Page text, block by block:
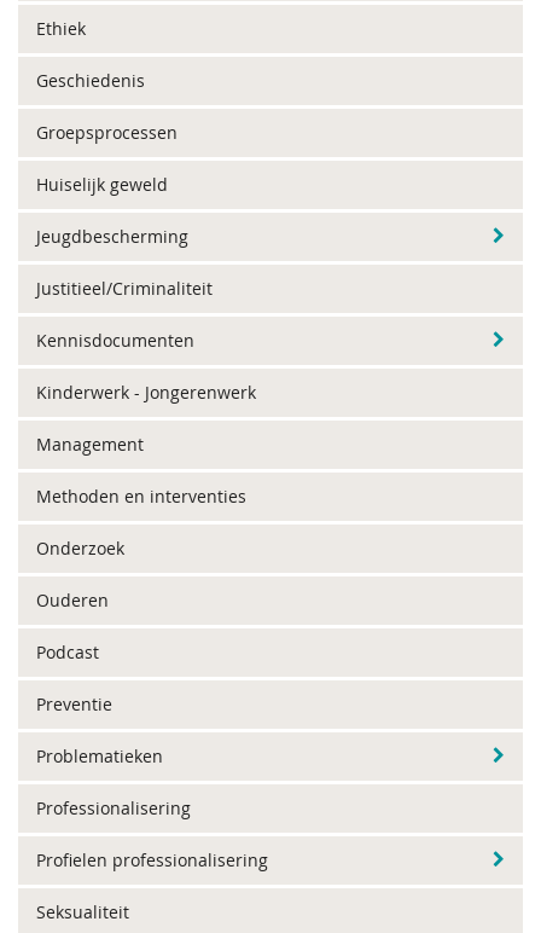
Ethiek
Geschiedenis
Groepsprocessen
Huiselijk geweld
Jeugdbescherming
Justitieel/Criminaliteit
Kennisdocumenten
Kinderwerk - Jongerenwerk
Management
Methoden en interventies
Onderzoek
Ouderen
Podcast
Preventie
Problematieken
Professionalisering
Profielen professionalisering
Seksualiteit